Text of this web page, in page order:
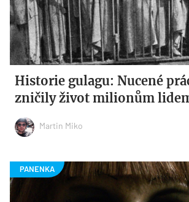
Historie gulagu: Nucené
zničily život milionům
Martin Miko